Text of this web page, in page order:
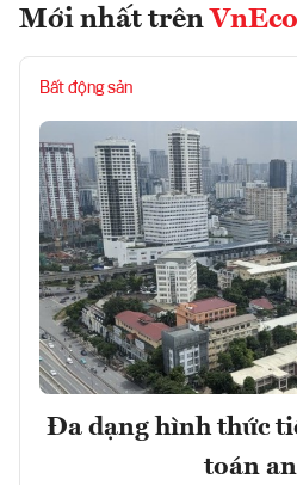
Mới nhất trên
Bất động sản
Đa dạng hình thức
toán